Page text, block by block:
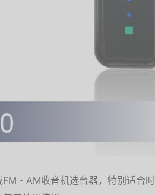
・AM收音机选台器，特别适合